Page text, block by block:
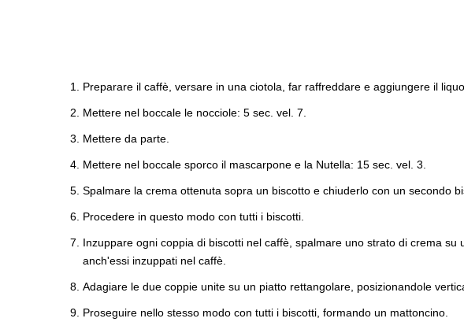
Preparare il caffè, versare in una ciotola, far raffreddare e aggiungere il
Mettere nel boccale le nocciole: 5 sec. vel. 7.
Mettere da parte.
Mettere nel boccale sporco il mascarpone e la Nutella: 15 sec. vel. 3.
Spalmare la crema ottenuta sopra un biscotto e chiuderlo con un secondo
Procedere in questo modo con tutti i biscotti.
Inzuppare ogni coppia di biscotti nel caffè, spalmare uno strato di crema su
anch'essi inzuppati nel caffè.
Adagiare le due coppie unite su un piatto rettangolare, posizionandole
Proseguire nello stesso modo con tutti i biscotti, formando un mattoncino.